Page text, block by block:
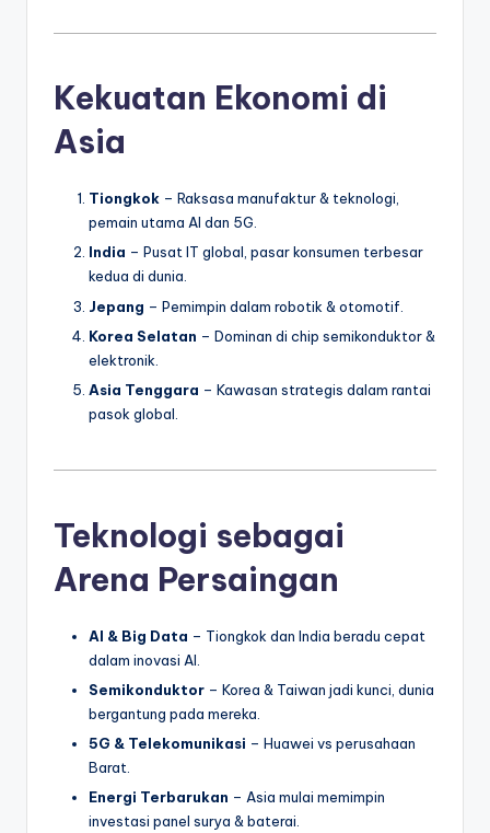
Kekuatan Ekonomi di
Asia
Tiongkok – Raksasa manufaktur & teknologi,
pemain utama AI dan 5G.
India – Pusat IT global, pasar konsumen terbesar
kedua di dunia.
Jepang – Pemimpin dalam robotik & otomotif.
Korea Selatan – Dominan di chip semikonduktor &
elektronik.
Asia Tenggara – Kawasan strategis dalam rantai
pasok global.
Teknologi sebagai
Arena Persaingan
AI & Big Data – Tiongkok dan India beradu cepat
dalam inovasi AI.
Semikonduktor – Korea & Taiwan jadi kunci, dunia
bergantung pada mereka.
5G & Telekomunikasi – Huawei vs perusahaan
Barat.
Energi Terbarukan – Asia mulai memimpin
investasi panel surya & baterai.